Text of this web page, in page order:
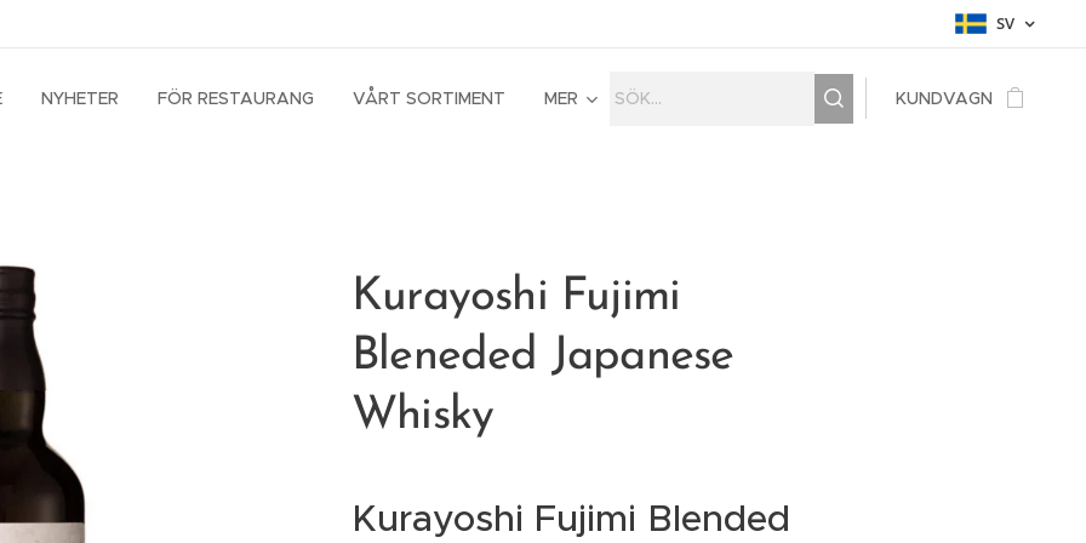
SV
NYHETER FÖR RESTAURANG VÅRT SORTIMENT MER KUNDVAGN
Kurayoshi Fujimi
Bleneded Japanese
Whisky
Kurayoshi Fujimi Blended